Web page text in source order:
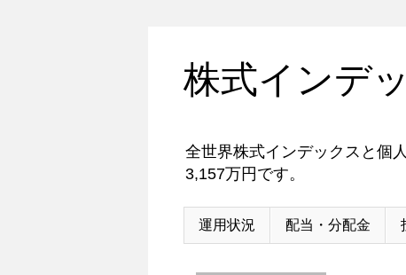
株式インデ
全世界株式インデックスと個
3,157万円です。
運用状況 配当・分配金